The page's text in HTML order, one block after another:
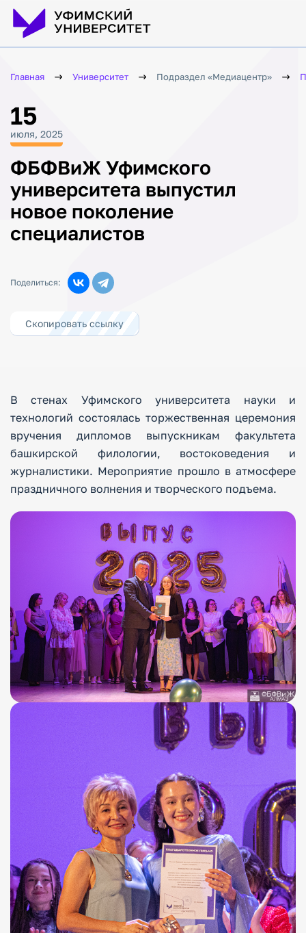
Главная Университет Подраздел «Медиацентр»
15
июля, 2025
ФБФВиЖ Уфимского
университета выпустил
новое поколение
специалистов
Поделиться:
Скопировать ссылку
В стенах Уфимского университета науки и
технологий состоялась торжественная церемония
вручения дипломов выпускникам факультета
башкирской филологии, востоковедения и
журналистики. Мероприятие прошло в атмосфере
праздничного волнения и творческого подъема.